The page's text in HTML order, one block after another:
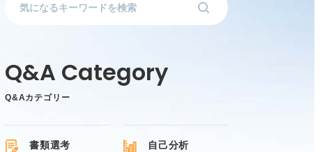
Q&Aカテゴリー
書類選考 自己分析